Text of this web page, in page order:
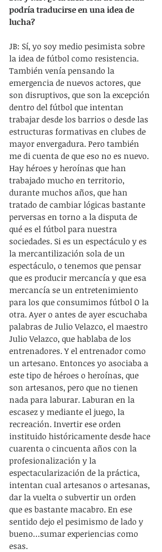
podría traducirse en una idea de
lucha?
JB: Sí, yo soy medio pesimista sobre
la idea de fútbol como resistencia.
También venía pensando la
emergencia de nuevos actores, que
son disruptivos, que son la excepción
dentro del fútbol que intentan
trabajar desde los barrios o desde las
estructuras formativas en clubes de
mayor envergadura. Pero también
me di cuenta de que eso no es nuevo.
Hay héroes y heroínas que han
trabajado mucho en territorio,
durante muchos años, que han
tratado de cambiar lógicas bastante
perversas en torno a la disputa de
qué es el fútbol para nuestra
sociedades. Si es un espectáculo y es
la mercantilización sola de un
espectáculo, o tenemos que pensar
que es producir mercancía y que esa
mercancía se un entretenimiento
para los que consumimos fútbol O la
otra. Ayer o antes de ayer escuchaba
palabras de Julio Velazco, el maestro
Julio Velazco, que hablaba de los
entrenadores. Y el entrenador como
un artesano. Entonces yo asociaba a
este tipo de héroes o heroínas, que
son artesanos, pero que no tienen
nada para laburar. Laburan en la
escasez y mediante el juego, la
recreación. Invertir ese orden
instituido históricamente desde hace
cuarenta o cincuenta años con la
profesionalización y la
espectacularización de la práctica,
intentan cual artesanos o artesanas,
dar la vuelta o subvertir un orden
que es bastante macabro. En ese
sentido dejo el pesimismo de lado y
bueno…sumar experiencias como
esas.